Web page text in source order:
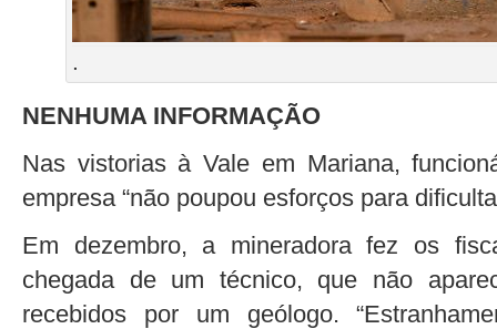
.
NENHUMA INFORMAÇÃO
Nas vistorias à Vale em Mariana,
empresa “não poupou esforços para
Em dezembro, a mineradora fez os
chegada de um técnico, que não
recebidos por um geólogo.